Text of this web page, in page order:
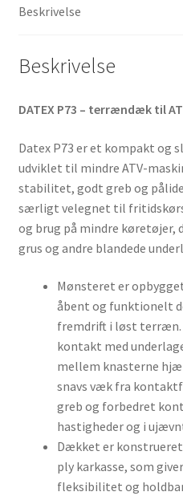
o
r
p
Beskrivelse
Beskrivelse
DATEX P73 – terrændæk til
Datex P73 er et kompakt
udviklet til mindre ATV-
stabilitet, godt greb og
særligt velegnet til
og brug på mindre køretøjer,
grus og andre blandede
Mønsteret er
åbent og funktionelt
fremdrift i løst terræn.
kontakt med
mellem knasterne
snavs væk fra
greb og forbedret
hastigheder og i
Dækket er konstrueret
ply karkasse, som
fleksibilitet og